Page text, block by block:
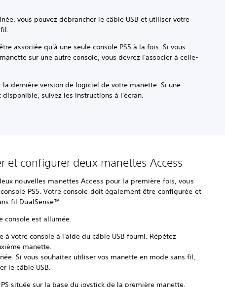
vous pouvez débrancher le câble USB et utiliser votre
associée qu'à une seule console PS5 à la fois. Si vous
sur une autre console, vous devrez l'associer à celle-
la dernière version de logiciel de votre manette. Si une
disponible, suivez les instructions à l'écran.
et configurer deux manettes Access
nouvelles manettes Access pour la première fois, vous
PS5. Votre console doit également être configurée et
fil DualSense™.
console est allumée.
à votre console à l'aide du câble USB fourni. Répétez
manette.
Si vous souhaitez utiliser vos manette en mode sans fil,
le câble USB.
située sur la base du joystick de la première manette.